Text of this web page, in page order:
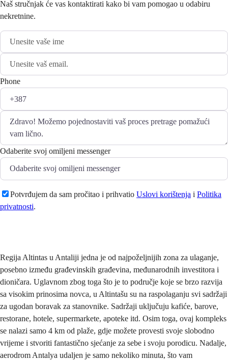
Naš stručnjak će vas kontaktirati kako bi vam pomogao u odabiru
nekretnine.
Phone
Odaberite svoj omiljeni messenger
Potvrđujem da sam pročitao i prihvatio Uslovi korištenja i Politika
privatnosti.
Regija Altintas u Antaliji jedna je od najpoželjnijih zona za ulaganje,
posebno između građevinskih građevina, međunarodnih investitora i
dioničara. Uglavnom zbog toga što je to područje koje se brzo razvija
sa visokim prinosima novca, u Altintašu su na raspolaganju svi sadržaji
za ugodan boravak za stanovnike. Sadržaji uključuju kafiće, barove,
restorane, hotele, supermarkete, apoteke itd. Osim toga, ovaj kompleks
se nalazi samo 4 km od plaže, gdje možete provesti svoje slobodno
vrijeme i stvoriti fantastično sjećanje za sebe i svoju porodicu. Nadalje,
aerodrom Antalya udaljen je samo nekoliko minuta, što vam